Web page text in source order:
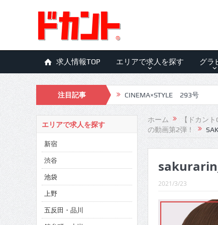
求人情報TOP エリアで求人を探す グラ
注目記事 CINEMA×STYLE 293号
CINEMA×STYLE 292号
CINEMA×STYLE 291号
CINEMA×STYLE 290号
CINEMA×STYLE 289号
CINEMA×STYLE 288号
CINEMA×STYLE 287号
ホーム
【ドカン
の動画第2弾！
2021/3/23
エリアで求人を探す
新宿
渋谷
池袋
上野
五反田・品川